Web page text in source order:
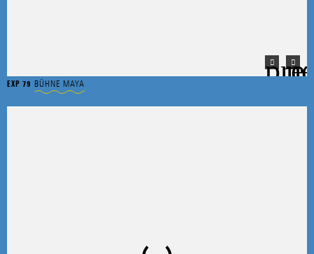
EXP 79 BÜHNE MAYA